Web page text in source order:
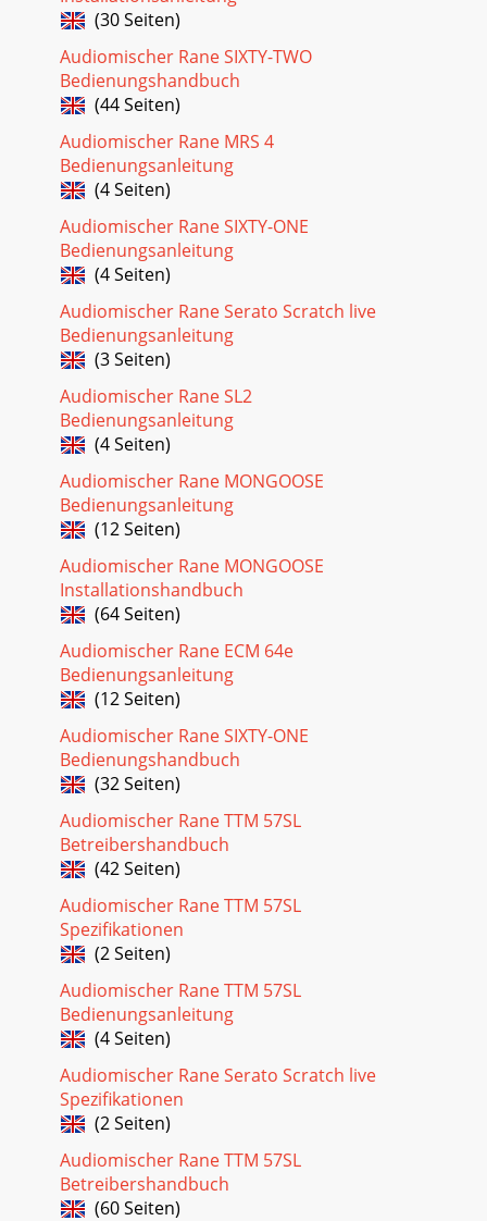
(30 Seiten)
Audiomischer Rane SIXTY-TWO
Bedienungshandbuch
(44 Seiten)
Audiomischer Rane MRS 4
Bedienungsanleitung
(4 Seiten)
Audiomischer Rane SIXTY-ONE
Bedienungsanleitung
(4 Seiten)
Audiomischer Rane Serato Scratch live
Bedienungsanleitung
(3 Seiten)
Audiomischer Rane SL2
Bedienungsanleitung
(4 Seiten)
Audiomischer Rane MONGOOSE
Bedienungsanleitung
(12 Seiten)
Audiomischer Rane MONGOOSE
Installationshandbuch
(64 Seiten)
Audiomischer Rane ECM 64e
Bedienungsanleitung
(12 Seiten)
Audiomischer Rane SIXTY-ONE
Bedienungshandbuch
(32 Seiten)
Audiomischer Rane TTM 57SL
Betreibershandbuch
(42 Seiten)
Audiomischer Rane TTM 57SL
Spezifikationen
(2 Seiten)
Audiomischer Rane TTM 57SL
Bedienungsanleitung
(4 Seiten)
Audiomischer Rane Serato Scratch live
Spezifikationen
(2 Seiten)
Audiomischer Rane TTM 57SL
Betreibershandbuch
(60 Seiten)